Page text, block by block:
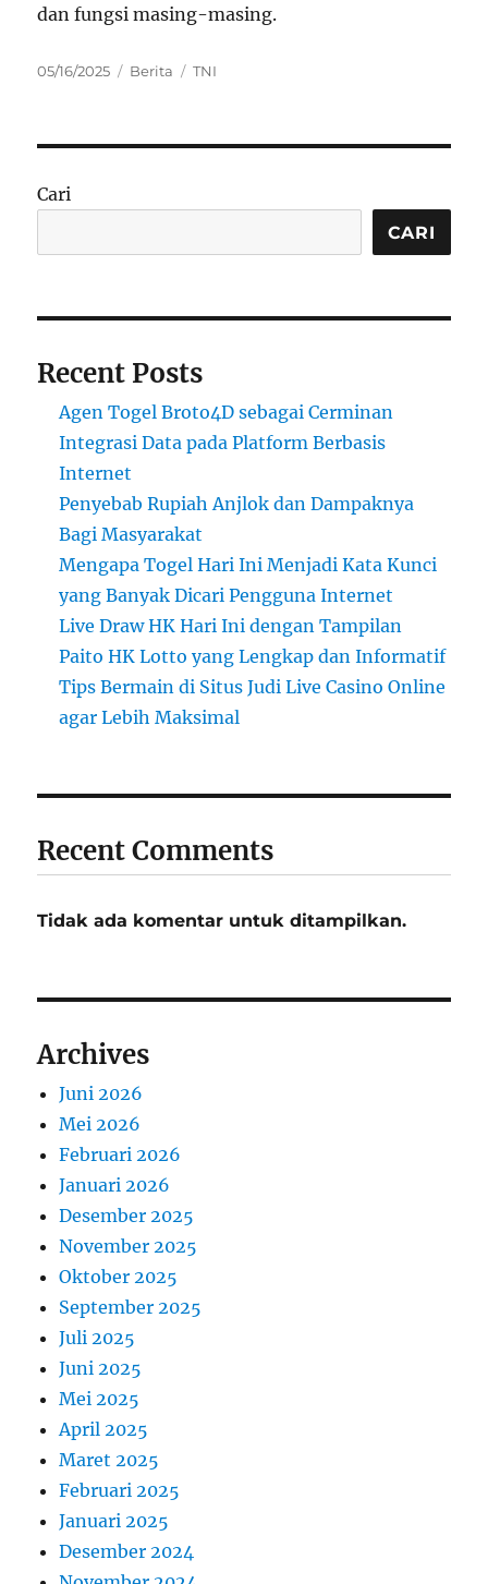
dan fungsi masing-masing.
Posted
05/16/2025 Categories
Berita Tags
TNI
Cari
CARI
Recent Posts
Agen Togel Broto4D sebagai Cerminan
Integrasi Data pada Platform Berbasis
Internet
Penyebab Rupiah Anjlok dan Dampaknya
Bagi Masyarakat
Mengapa Togel Hari Ini Menjadi Kata Kunci
yang Banyak Dicari Pengguna Internet
Live Draw HK Hari Ini dengan Tampilan
Paito HK Lotto yang Lengkap dan Informatif
Tips Bermain di Situs Judi Live Casino Online
agar Lebih Maksimal
Recent Comments
Tidak ada komentar untuk ditampilkan.
Archives
Juni 2026
Mei 2026
Februari 2026
Januari 2026
Desember 2025
November 2025
Oktober 2025
September 2025
Juli 2025
Juni 2025
Mei 2025
April 2025
Maret 2025
Februari 2025
Januari 2025
Desember 2024